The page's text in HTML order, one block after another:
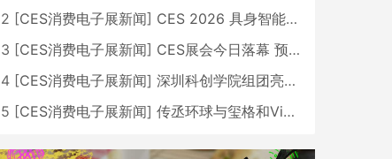
2 [CES消费电子展新闻] CES 2026 具身智能与创新领域 中国公司大放异彩
3 [CES消费电子展新闻] CES展会今日落幕 预计2026行业收入将超五千亿美元
4 [CES消费电子展新闻] 深圳科创学院组团亮相CES 广受好评
5 [CES消费电子展新闻] 传丞环球与玺格和VibeLens共同推出全新耳机